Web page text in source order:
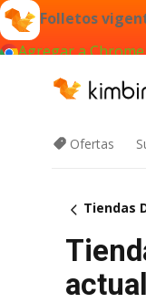
Folletos
Agregar a Chrome
Ofertas
Tiendas